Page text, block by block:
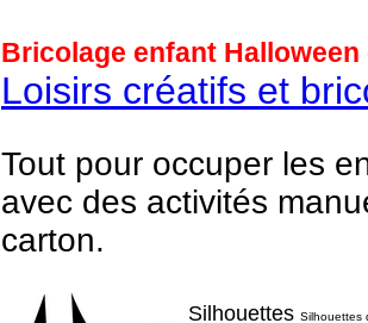
Bricolage enfant
Loisirs créatifs et
Tout pour occuper les
avec des activités
carton.
Silhouettes Silhouettes